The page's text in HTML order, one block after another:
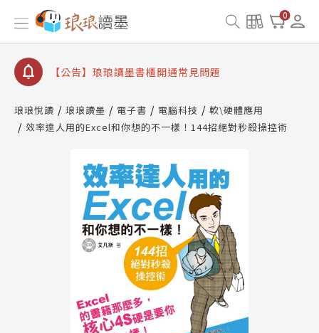
0
【公告】因 Readmoo 讀墨系統維護中，本站同步暫
停部分閱讀服務
【公告】琅琅讀墨數位閱讀資產合併與書櫃開通申請
【公告】琅琅讀墨書櫃開通常見問題
請圖文教學
【公告】琅琅書店服務升級重要說明及資產合併結果
查詢
停部分閱讀服務
琅琅悅讀 琅琅讀墨 電子書 電腦科技
軟\硬體應用
效率達人用的Excel和你想的不一樣！144招絕對秒殺操控術